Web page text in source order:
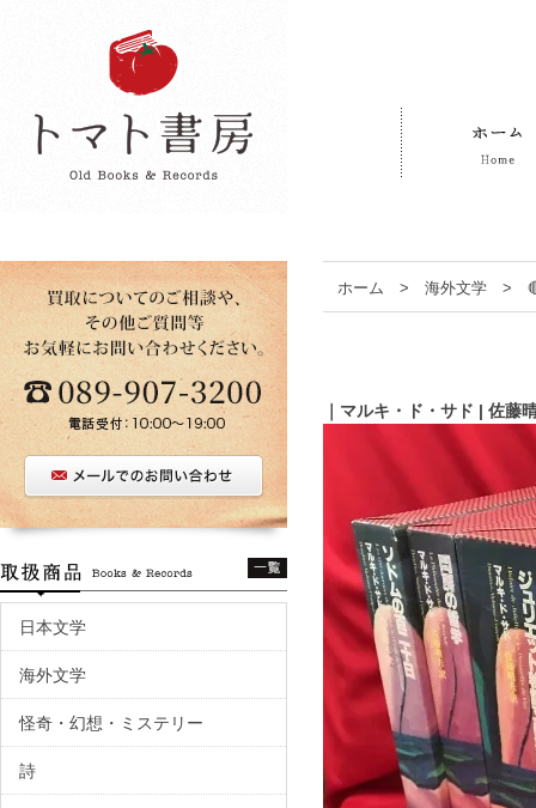
ホーム > 海外文学 >
｜マルキ・ド・サド | 佐
日本文学
海外文学
怪奇・幻想・ミステリー
詩